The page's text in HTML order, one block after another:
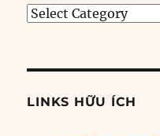
Tìm
đề
LINKS HỮU ÍCH